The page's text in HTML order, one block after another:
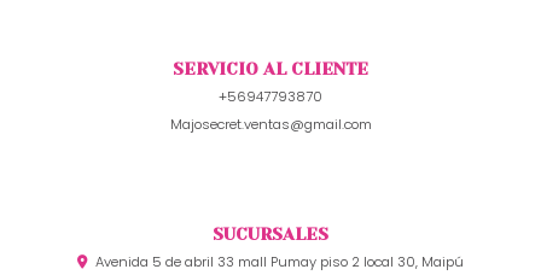
SERVICIO AL CLIENTE
+56947793870
Majosecret.ventas@gmail.com
SUCURSALES
Avenida 5 de abril 33 mall Pumay piso 2 local 30, Maipú